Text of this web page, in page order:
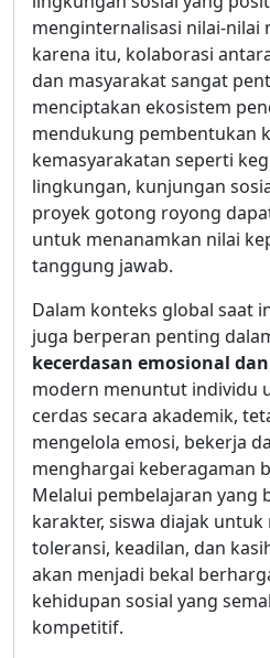
menginternalisasi nilai-nilai
karena itu, kolaborasi
dan masyarakat sangat
menciptakan ekosistem
mendukung pembentukan
kemasyarakatan seperti
lingkungan, kunjungan
proyek gotong royong
untuk menanamkan nilai
tanggung jawab.
Dalam konteks global saat
juga berperan penting
kecerdasan emosional
modern menuntut individu
cerdas secara akademik,
mengelola emosi, bekerja
menghargai keberagaman
Melalui pembelajaran yang
karakter, siswa diajak
toleransi, keadilan, dan
akan menjadi bekal
kehidupan sosial yang
kompetitif.